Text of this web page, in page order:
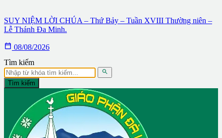
SUY NIỆM LỜI CHÚA – Thứ Bảy – Tuần XVIII Thường niên –
Lễ Thánh Đa Minh.
 08/08/2026
Tìm kiếm

Tìm kiếm